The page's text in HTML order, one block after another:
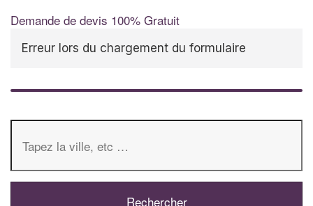
Demande de devis 100% Gratuit
Erreur lors du chargement du formulaire